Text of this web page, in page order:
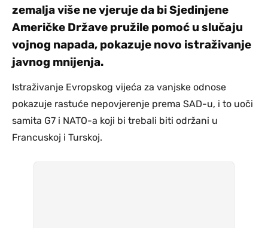
zemalja više ne vjeruje da bi Sjedinjene
Američke Države pružile pomoć u slučaju
vojnog napada, pokazuje novo istraživanje
javnog mnijenja.
Istraživanje Evropskog vijeća za vanjske odnose
pokazuje rastuće nepovjerenje prema SAD-u, i to uoči
samita G7 i NATO-a koji bi trebali biti održani u
Francuskoj i Turskoj.